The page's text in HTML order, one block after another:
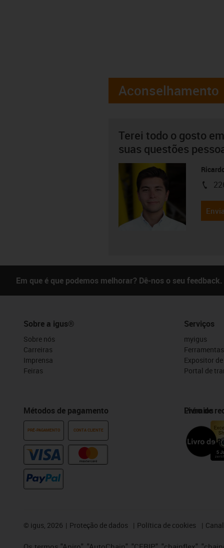
Aconselhamento
Terei todo o gosto
suas questões
igus-
Em que é que podemos melhorar? Dê-nos o seu feedback.
Sobre a igus®
Sobre nós
Carreiras
Imprensa
Feiras
Métodos de pagamento
PRÉ-PAGAMENTO CONTA CLIENTE
Serviços
myigus
Expositor
Portal de
Prémios
Livro de
© igus, 2026 Proteção de dados Política de cookies